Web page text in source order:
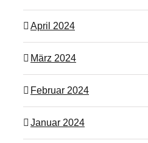
April 2024
März 2024
Februar 2024
Januar 2024